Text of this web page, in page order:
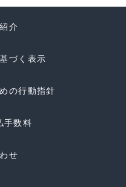
介
づく表示
の行動指針
手数料
せ